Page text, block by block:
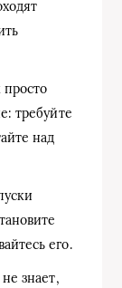
требуйте
над
его.
знает,